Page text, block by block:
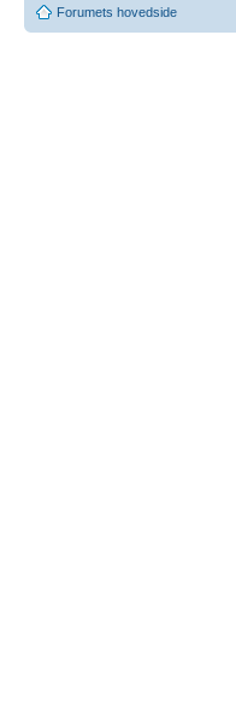
Forumets hovedside